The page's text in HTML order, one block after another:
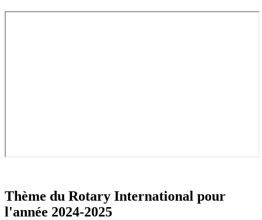
Thème du Rotary International pour
l'année 2024-2025